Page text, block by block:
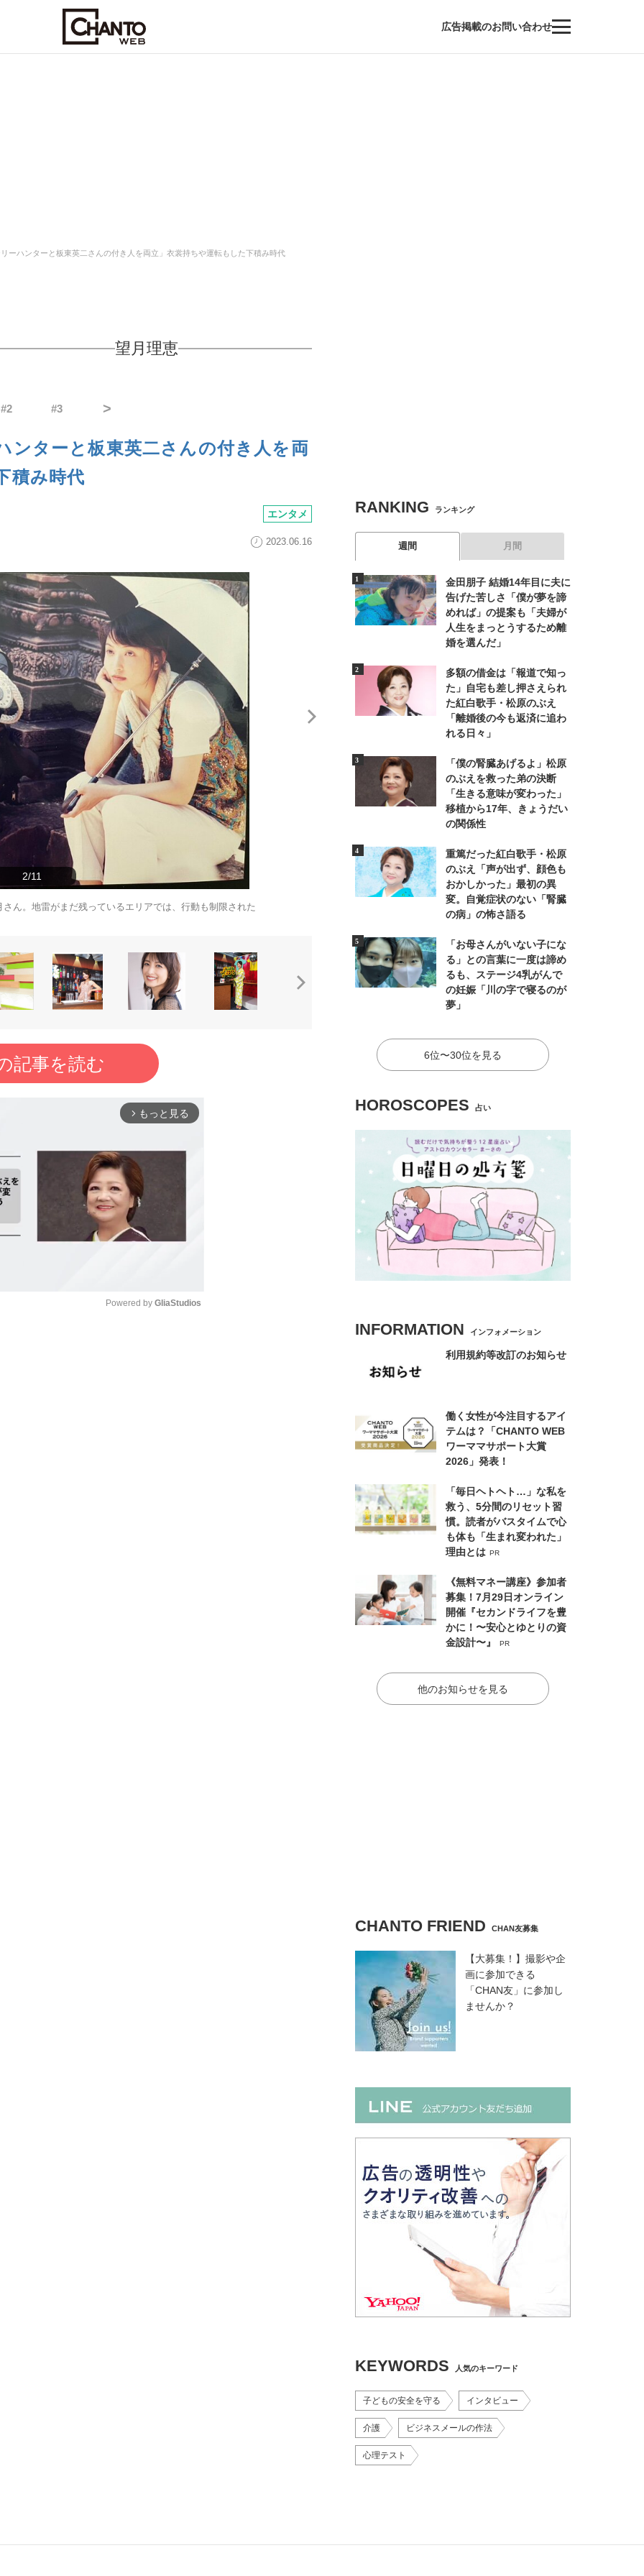
広告掲載のお問い合わせ
ーハンターと板東英二さんの付き人を両立」衣裳持ちや運転もした下積み時代
望月理恵
#2 #3 >
ンターと板東英二さんの付き人を両
積み時代
エンタメ
2023.06.16
2/11
ん。地雷がまだ残っているエリアでは、行動も制限された 初めてのロケ地・ポルトガルで。笑顔も少
記事を読む
arrow_forward_ios もっと見る
Powered by GliaStudios
RANKING ランキング
週間 月間
金田朋子 結婚14年目に夫に
告げた苦しさ「僕が夢を諦
めれば」の提案も「夫婦が
人生をまっとうするため離
婚を選んだ」
多額の借金は「報道で知っ
た」自宅も差し押さえられ
た紅白歌手・松原のぶえ
「離婚後の今も返済に追わ
れる日々」
「僕の腎臓あげるよ」松原
のぶえを救った弟の決断
「生きる意味が変わった」
移植から17年、きょうだい
の関係性
重篤だった紅白歌手・松原
のぶえ「声が出ず、顔色も
おかしかった」最初の異
変。自覚症状のない「腎臓
の病」の怖さ語る
「お母さんがいない子にな
る」との言葉に一度は諦め
るも、ステージ4乳がんで
の妊娠「川の字で寝るのが
夢」
6位〜30位を見る
HOROSCOPES 占い
INFORMATION インフォメーション
利用規約等改訂のお知らせ
働く女性が今注目するアイ
テムは？「CHANTO WEB
ワーママサポート大賞
2026」発表！
「毎日ヘトヘト…」な私を
救う、5分間のリセット習
慣。読者がバスタイムで心
も体も「生まれ変われた」
理由とは PR
《無料マネー講座》参加者
募集！7月29日オンライン
開催『セカンドライフを豊
かに！〜安心とゆとりの資
金設計〜』
PR
他のお知らせを見る
CHANTO FRIEND CHAN友募集
【大募集！】撮影や企
画に参加できる
「CHAN友」に参加し
ませんか？
KEYWORDS 人気のキーワード
子どもの安全を守る インタビュー
介護 ビジネスメールの作法
心理テスト